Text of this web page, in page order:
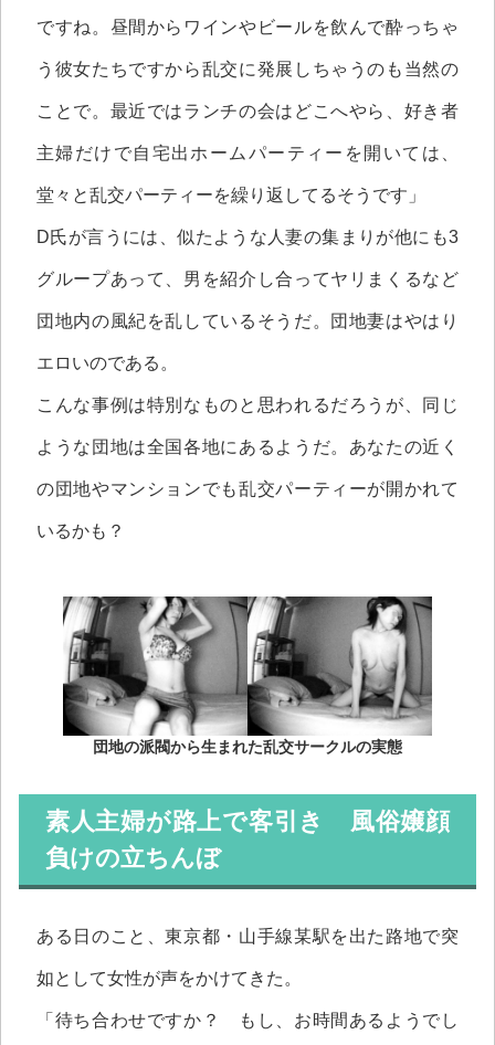
ですね。昼間からワインやビールを飲んで酔っちゃ
う彼女たちですから乱交に発展しちゃうのも当然の
ことで。最近ではランチの会はどこへやら、好き者
主婦だけで自宅出ホームパーティーを開いては、
堂々と乱交パーティーを繰り返してるそうです」
D氏が言うには、似たような人妻の集まりが他にも3
グループあって、男を紹介し合ってヤリまくるなど
団地内の風紀を乱しているそうだ。団地妻はやはり
エロいのである。
こんな事例は特別なものと思われるだろうが、同じ
ような団地は全国各地にあるようだ。あなたの近く
の団地やマンションでも乱交パーティーが開かれて
いるかも？
団地の派閥から生まれた乱交サークルの実態
素人主婦が路上で客引き 風俗嬢顔
負けの立ちんぼ
ある日のこと、東京都・山手線某駅を出た路地で突
如として女性が声をかけてきた。
「待ち合わせですか？ もし、お時間あるようでし